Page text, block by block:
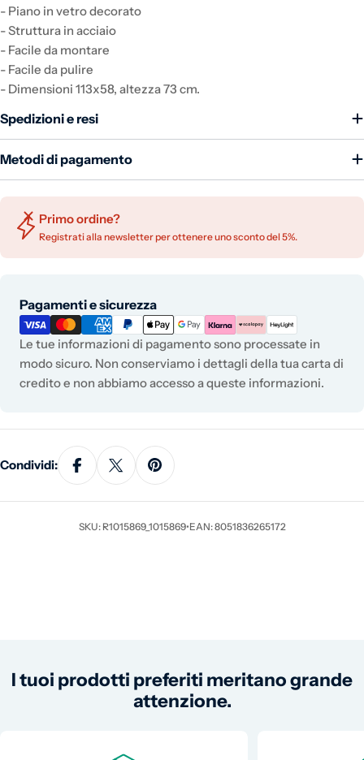
- Piano in vetro decorato
- Struttura in acciaio
- Facile da montare
- Facile da pulire
- Dimensioni 113x58, altezza 73 cm.
Spedizioni e resi
Metodi di pagamento
Primo ordine?
Registrati alla newsletter per ottenere uno sconto del 5%.
Pagamenti e sicurezza
Metodi di pagamento
Le tue informazioni di pagamento sono processate in
modo sicuro. Non conserviamo i dettagli della tua carta di
credito e non abbiamo accesso a queste informazioni.
Condividi:
SKU: R1015869_1015869•EAN: 8051836265172
I tuoi prodotti preferiti meritano grande
attenzione.